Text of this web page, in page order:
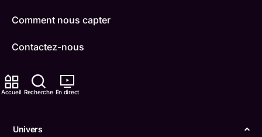
Accueil Recherche En direct
Univers
Comment nous capter
Contactez-nous
ONFR
Boukili